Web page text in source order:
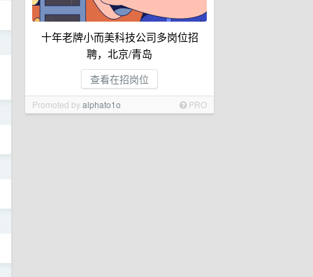
十年老牌小而美科技公司多岗位招
聘，北京/青岛
查看在招岗位
Promoted byalphato1o PRO